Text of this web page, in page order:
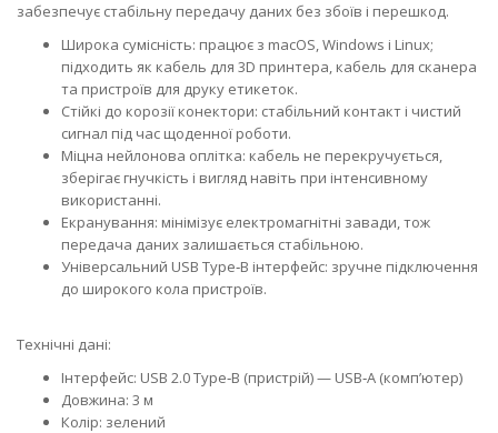
забезпечує стабільну передачу даних без збоїв і перешкод.
Широка сумісність: працює з macOS, Windows і Linux;
підходить як кабель для 3D принтера, кабель для сканера
та пристроїв для друку етикеток.
Стійкі до корозії конектори: стабільний контакт і чистий
сигнал під час щоденної роботи.
Міцна нейлонова оплітка: кабель не перекручується,
зберігає гнучкість і вигляд навіть при інтенсивному
використанні.
Екранування: мінімізує електромагнітні завади, тож
передача даних залишається стабільною.
Універсальний USB Type‑B інтерфейс: зручне підключення
до широкого кола пристроїв.
Технічні дані:
Інтерфейс: USB 2.0 Type‑B (пристрій) — USB‑A (комп’ютер)
Довжина: 3 м
Колір: зелений